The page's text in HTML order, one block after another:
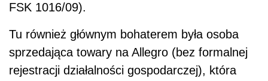
FSK 1016/09).
Tu również głównym bohaterem była osoba
sprzedająca towary na Allegro (bez formalnej
rejestracji działalności gospodarczej), która